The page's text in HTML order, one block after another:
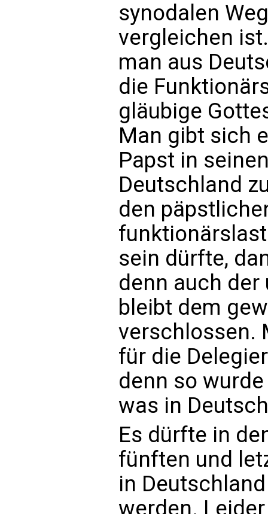
synodalen
vergleichen
man aus
die
gläubige
Man gibt sich
Papst in
Deutschland
den
sein dürfte,
denn auch
bleibt dem
verschlossen.
für die
denn so
was in
Es dürfte in
fünften und
in
werden.